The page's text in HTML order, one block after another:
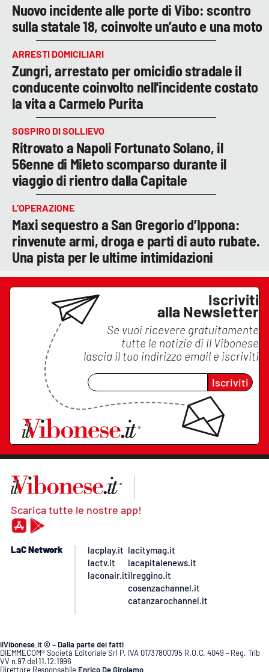
Nuovo incidente alle porte di Vibo: scontro
sulla statale 18, coinvolte un’auto e una moto
ARRESTI DOMICILIARI
Zungri, arrestato per omicidio stradale il
conducente coinvolto nell'incidente costato
la vita a Carmelo Purita
SOSPIRO DI SOLLIEVO
Ritrovato a Napoli Fortunato Solano, il
56enne di Mileto scomparso durante il
viaggio di rientro dalla Capitale
L’OPERAZIONE
Maxi sequestro a San Gregorio d’Ippona:
rinvenute armi, droga e parti di auto rubate.
Una pista per le ultime intimidazioni
Iscriviti
alla Newsletter
Se vuoi ricevere gratuitamente
tutte le notizie di Il Vibonese
lascia il tuo indirizzo email e iscriviti
Iscriviti
Scarica tutte le nostre app!
LaC Network
lacplay.it
lactv.it
laconair.it
lacitymag.it
lacapitalenews.it
ilreggino.it
cosenzachannel.it
catanzarochannel.it
ilVibonese.it © – Dalla parte dei fatti
DIEMMECOM® Società Editoriale Srl P. IVA 01737800795 R.O.C. 4049 – Reg. Trib
VV n.97 del 11.12.1996
Direttore Responsabile Enrico De Girolamo